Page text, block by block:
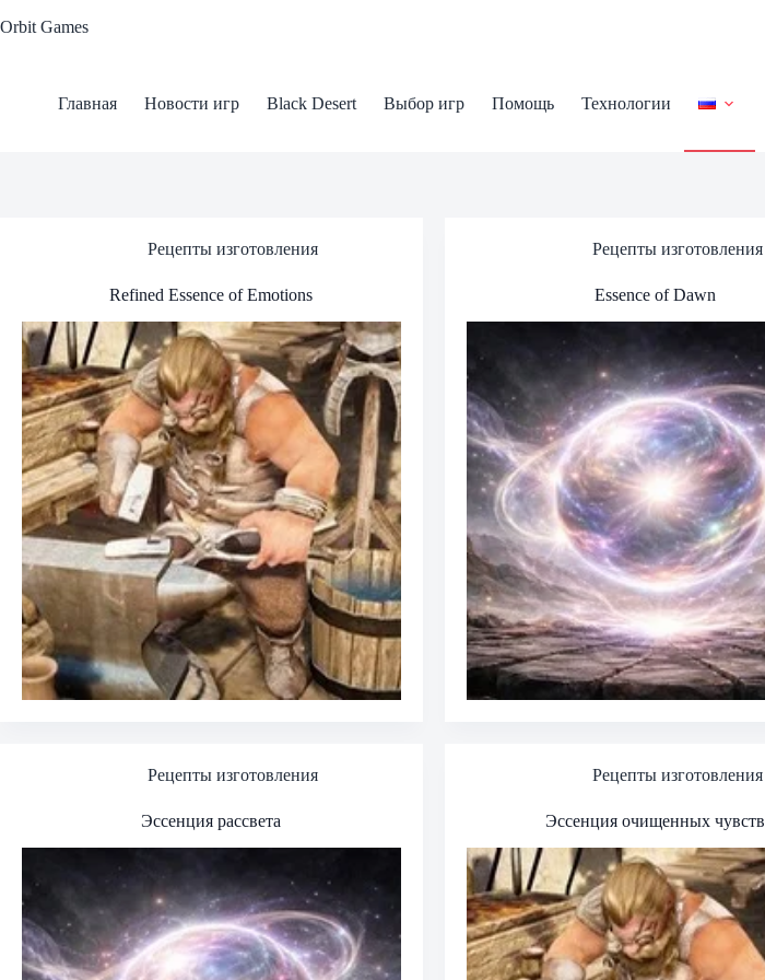
to
Orbit Games
Главная Новости игр Black Desert Выбор игр Помощь Технологии
Рецепты изготовления
Refined Essence of Emotions
Рецепты изготовления
Essence of Dawn
Рецепты изготовления
Эссенция рассвета
Рецепты изготовления
Эссенция очищенных чувств